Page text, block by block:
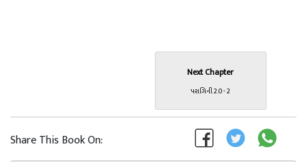
Next Chapter
પરાગિની 2.0 - 2
Share This Book On: